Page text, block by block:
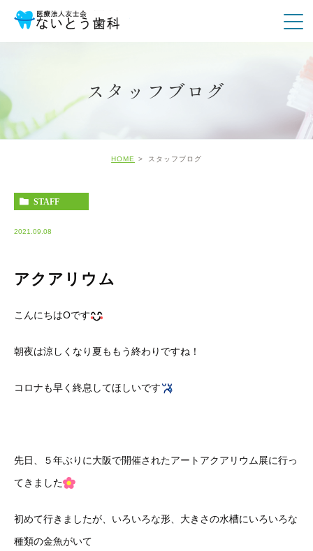
スタッフブログ
HOME スタッフブログ
STAFF
2021.09.08
アクアリウム
こんにちはOです
朝夜は涼しくなり夏ももう終わりですね！
コロナも早く終息してほしいです
先日、５年ぶりに大阪で開催されたアートアクアリウム展に行っ
てきました
初めて行きましたが、いろいろな形、大きさの水槽にいろいろな
種類の金魚がいて